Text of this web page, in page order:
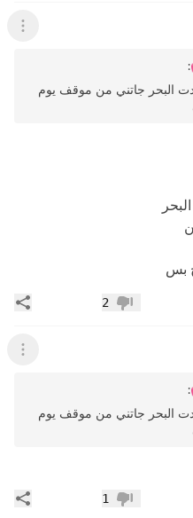
عرض
:
البحر جاتني من موقف يوم
بس
عدم إعجاب
2
عرض
:
البحر جاتني من موقف يوم
عدم إعجاب
1